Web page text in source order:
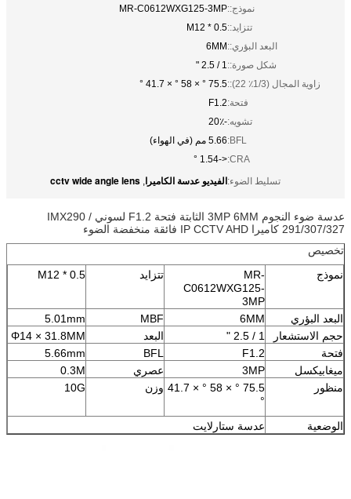
نموذج::MR-C0612WXG125-3MP
تتزايد::M12 * 0.5
البعد البؤري::6MM
شكل صورة::1 / 2.5 "
زاوية المجال (1/3٪ 22)::
75.5 ° × 58 ° × 41.7 °
فتحة:F1.2
تشويه:-20٪
BFL: 5.66 مم (في الهواء)
CRA:
<-1.54 °
تسليط الضوء:الفيديو عدسة الكاميرا,
cctv wide angle lens
عدسة ضوء النجوم 3MP 6MM الثابتة فتحة F1.2 لسوني IMX290 /
291/307/327 كاميرا IP CCTV AHD فائقة منخفضة الضوء
تخصيص
نموذج
MR-
C0612WXG125-
3MP
تتزايد M12 * 0.5
البعد البؤري 6MM
MBF
5.01mm
حجم الاستشعار
1 / 2.5 " البعد
Φ14 × 31.8MM
فتحة
F1.2
BFL
5.66mm
ميغابيكسل
3MP عصري
0.3M
منظور
75.5 ° × 58 ° × 41.7
°
وزن 10G
الوضعية عدسة ستارلايت